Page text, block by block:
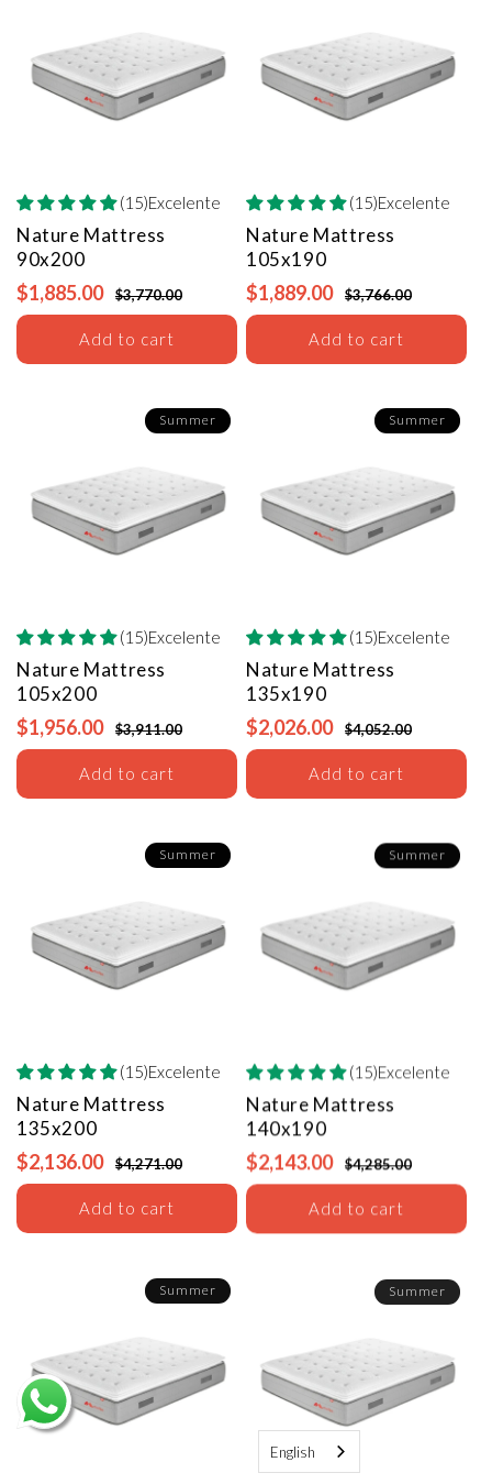
(15)Excelente
Nature Mattress
90x200
$1,885.00 $3,770.00
Add to cart
(15)Excelente
Nature Mattress
105x190
$1,889.00 $3,766.00
Add to cart
Summer
(15)Excelente
Nature Mattress
105x200
$1,956.00 $3,911.00
Add to cart
Summer
(15)Excelente
Nature Mattress
135x190
$2,026.00 $4,052.00
Add to cart
Summer
(15)Excelente
Nature Mattress
135x200
$2,136.00 $4,271.00
Add to cart
Summer
(15)Excelente
Nature Mattress
140x190
$2,143.00 $4,285.00
Add to cart
Summer Summer
English